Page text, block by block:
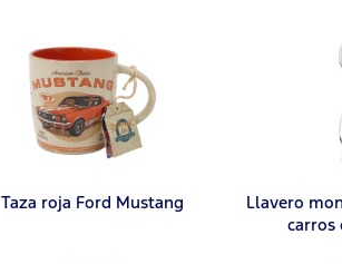
Taza roja Ford Mustang
Llavero
carros